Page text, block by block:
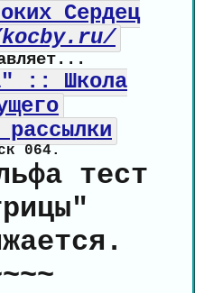
Сердец
:: Школа
рассылки
064.
тест